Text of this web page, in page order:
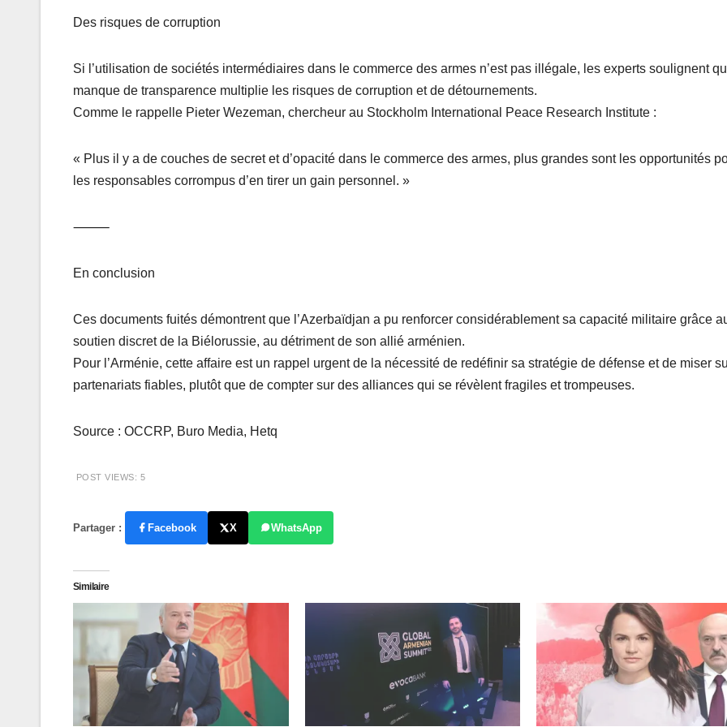
Des risques de corruption
Si l’utilisation de sociétés intermédiaires dans le commerce des armes n’est pas illégale, les experts soulignent
manque de transparence multiplie les risques de corruption et de détournements.
Comme le rappelle Pieter Wezeman, chercheur au Stockholm International Peace Research Institute :
« Plus il y a de couches de secret et d’opacité dans le commerce des armes, plus grandes sont les opportunités
les responsables corrompus d’en tirer un gain personnel. »
⸻
En conclusion
Ces documents fuités démontrent que l’Azerbaïdjan a pu renforcer considérablement sa capacité militaire grâce
soutien discret de la Biélorussie, au détriment de son allié arménien.
Pour l’Arménie, cette affaire est un rappel urgent de la nécessité de redéfinir sa stratégie de défense et de miser
partenariats fiables, plutôt que de compter sur des alliances qui se révèlent fragiles et trompeuses.
Source : OCCRP, Buro Media, Hetq
POST VIEWS: 5
Partager : Facebook X WhatsApp
Similaire